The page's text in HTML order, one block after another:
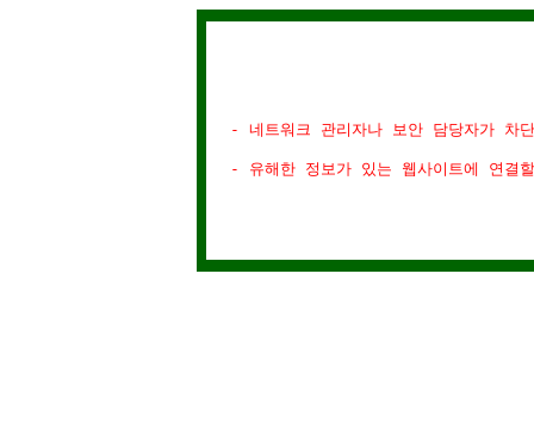
- 네트워크 관리자나 보안 담당자가 차
- 유해한 정보가 있는 웹사이트에 연결